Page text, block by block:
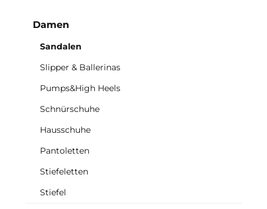
Damen
Sandalen
Slipper & Ballerinas
Pumps&High Heels
Schnürschuhe
Hausschuhe
Pantoletten
Stiefeletten
Stiefel